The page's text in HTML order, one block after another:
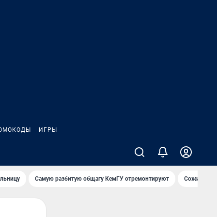
ИГРЫ
Самую разбитую общагу КемГУ отремонтируют